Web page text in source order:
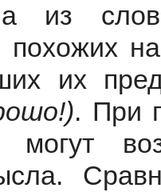
из
их
. При
могут